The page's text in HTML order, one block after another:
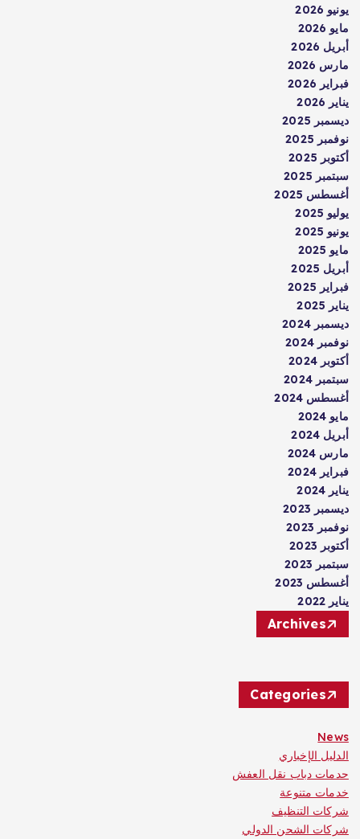
يونيو 2026
مايو 2026
أبريل 2026
مارس 2026
فبراير 2026
يناير 2026
ديسمبر 2025
نوفمبر 2025
أكتوبر 2025
سبتمبر 2025
أغسطس 2025
يوليو 2025
يونيو 2025
مايو 2025
أبريل 2025
فبراير 2025
يناير 2025
ديسمبر 2024
نوفمبر 2024
أكتوبر 2024
سبتمبر 2024
أغسطس 2024
مايو 2024
أبريل 2024
مارس 2024
فبراير 2024
يناير 2024
ديسمبر 2023
نوفمبر 2023
أكتوبر 2023
سبتمبر 2023
أغسطس 2023
يناير 2022
Archives
Categories
News
الدليل الإخباري
حدمات دباب نقل العفش
خدمات متنوعة
شركات التنظيف
شركات الشحن الدولي